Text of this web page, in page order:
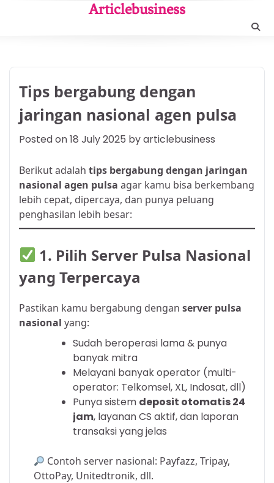
Articlebusiness
Tips bergabung dengan
jaringan nasional agen pulsa
Posted on18 July 2025 byarticlebusiness
Berikut adalah tips bergabung dengan jaringan
nasional agen pulsa agar kamu bisa berkembang
lebih cepat, dipercaya, dan punya peluang
penghasilan lebih besar:
1. Pilih Server Pulsa Nasional
yang Terpercaya
Pastikan kamu bergabung dengan server pulsa
nasional yang:
Sudah beroperasi lama & punya
banyak mitra
Melayani banyak operator (multi-
operator: Telkomsel, XL, Indosat, dll)
Punya sistem deposit otomatis 24
jam, layanan CS aktif, dan laporan
transaksi yang jelas
Contoh server nasional: Payfazz, Tripay,
OttoPay, Unitedtronik, dll.